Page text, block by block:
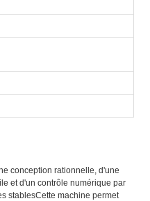
conception rationnelle, d'une
et d'un contrôle numérique par
stablesCette machine permet